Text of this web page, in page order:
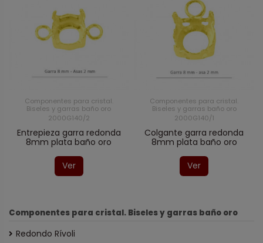
Componentes para cristal.
Biseles y garras baño oro
2000G140/2
Entrepieza garra redonda
8mm plata baño oro
Ver
Componentes para cristal.
Biseles y garras baño oro
2000G140/1
Colgante garra redonda
8mm plata baño oro
Ver
Componentes para cristal. Biseles y garras baño oro
Redondo Rívoli